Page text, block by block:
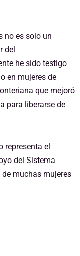
no es solo un
del
he sido testigo
en mujeres de
que mejoró
para liberarse de
representa el
del Sistema
muchas mujeres